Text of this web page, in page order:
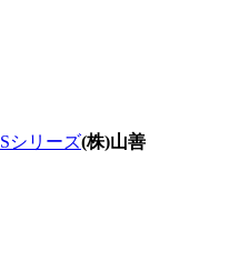
シリーズ(株)山善